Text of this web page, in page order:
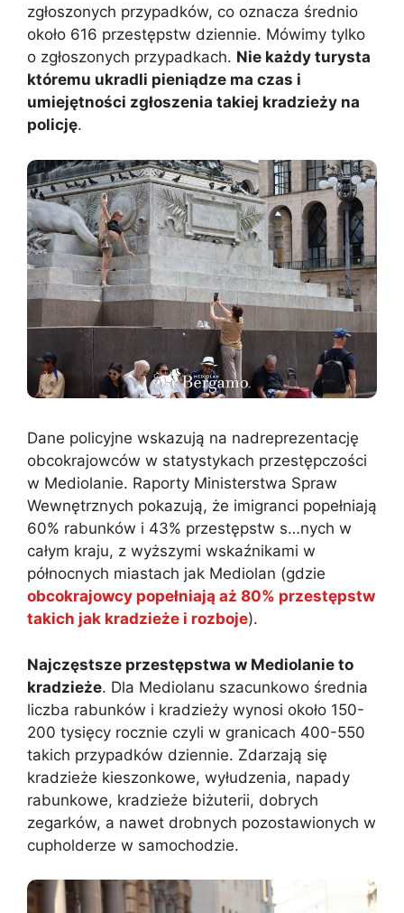
zgłoszonych przypadków, co oznacza średnio
około 616 przestępstw dziennie. Mówimy tylko
o zgłoszonych przypadkach. Nie każdy turysta
któremu ukradli pieniądze ma czas i
umiejętności zgłoszenia takiej kradzieży na
policję.
Dane policyjne wskazują na nadreprezentację
obcokrajowców w statystykach przestępczości
w Mediolanie. Raporty Ministerstwa Spraw
Wewnętrznych pokazują, że imigranci popełniają
60% rabunków i 43% przestępstw s…nych w
całym kraju, z wyższymi wskaźnikami w
północnych miastach jak Mediolan (gdzie
obcokrajowcy popełniają aż 80% przestępstw
takich jak kradzieże i rozboje).
Najczęstsze przestępstwa w Mediolanie to
kradzieże. Dla Mediolanu szacunkowo średnia
liczba rabunków i kradzieży wynosi około 150-
200 tysięcy rocznie czyli w granicach 400-550
takich przypadków dziennie. Zdarzają się
kradzieże kieszonkowe, wyłudzenia, napady
rabunkowe, kradzieże biżuterii, dobrych
zegarków, a nawet drobnych pozostawionych w
cupholderze w samochodzie.